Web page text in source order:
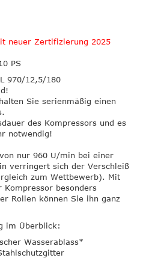
neuer Zertifizierung 2025
PS
970/12,5/180
Sie serienmäßig einen
des Kompressors und es
notwendig!
nur 960 U/min bei einer
verringert sich der Verschleiß
zum Wettbewerb). Mit
besonders
Rollen können Sie ihn ganz
im Überblick:
Wasserablass*